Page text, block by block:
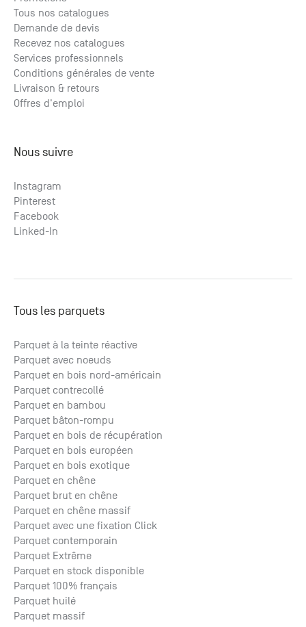
Tous nos catalogues
Demande de devis
Recevez nos catalogues
Services professionnels
Conditions générales de vente
Livraison & retours
Offres d'emploi
Nous suivre
Instagram
Pinterest
Facebook
Linked-In
Tous les parquets
Parquet à la teinte réactive
Parquet avec noeuds
Parquet en bois nord-américain
Parquet contrecollé
Parquet en bambou
Parquet bâton-rompu
Parquet en bois de récupération
Parquet en bois européen
Parquet en bois exotique
Parquet en chêne
Parquet brut en chêne
Parquet en chêne massif
Parquet avec une fixation Click
Parquet contemporain
Parquet Extrême
Parquet en stock disponible
Parquet 100% français
Parquet huilé
Parquet massif